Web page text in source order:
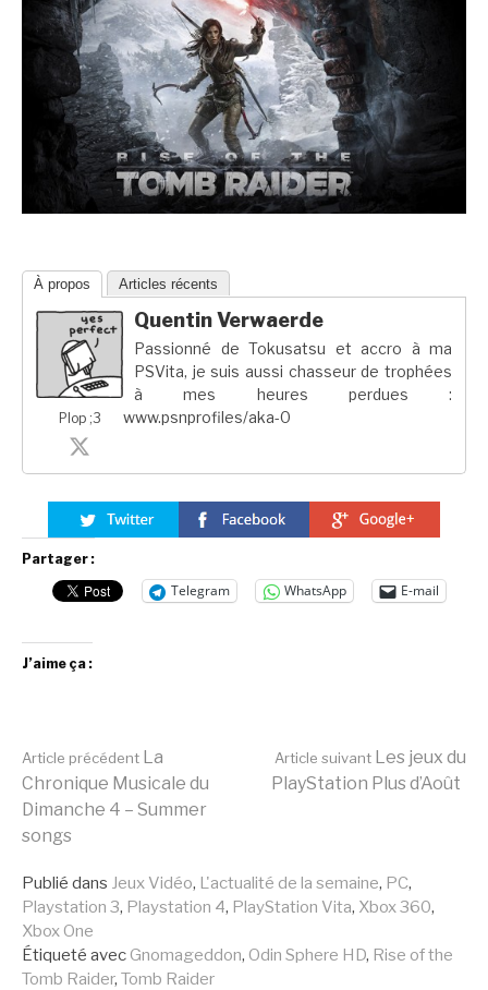
À propos Articles récents
Plop ;3
Quentin Verwaerde
Passionné de Tokusatsu et accro à ma
PSVita, je suis aussi chasseur de trophées
à mes heures perdues :
www.psnprofiles/aka-0
Partager :
Telegram WhatsApp E-mail
J’aime ça :
Lire
la
suite
Article précédent La
Chronique Musicale du
Dimanche 4 – Summer
songs
Article suivant Les jeux du
PlayStation Plus d’Août
Publié dans Jeux Vidéo, L'actualité de la semaine, PC,
Playstation 3, Playstation 4, PlayStation Vita, Xbox 360,
Xbox One
Étiqueté avec Gnomageddon, Odin Sphere HD, Rise of the
Tomb Raider, Tomb Raider